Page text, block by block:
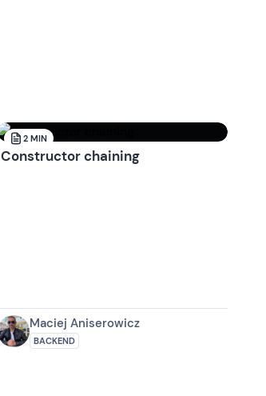
2 MIN
Constructor chaining
Maciej Aniserowicz
BACKEND